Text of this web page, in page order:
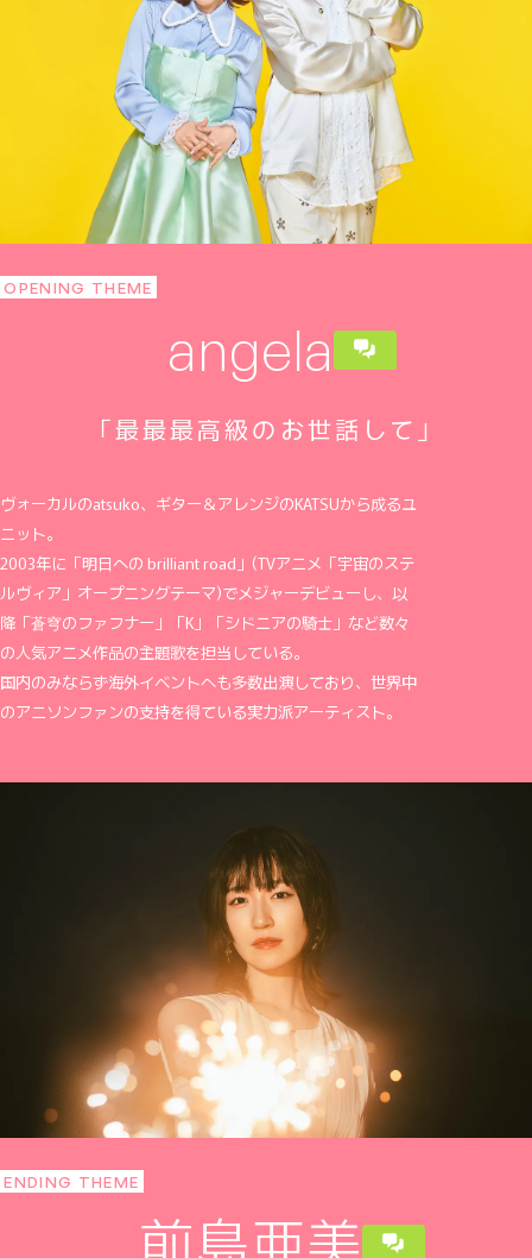
OPENING THEME
angela
｢最最最高級のお世話して｣
ヴォーカルのatsuko、ギター＆アレンジのKATSUから成るユ
ニット。
2003年に「明日への brilliant road」(TVアニメ「宇宙のステ
ルヴィア」オープニングテーマ)でメジャーデビューし、以
降「蒼穹のファフナー」「K」「シドニアの騎士」など数々
の人気アニメ作品の主題歌を担当している。
国内のみならず海外イベントへも多数出演しており、世界中
のアニソンファンの支持を得ている実力派アーティスト。
ENDING THEME
前島亜美